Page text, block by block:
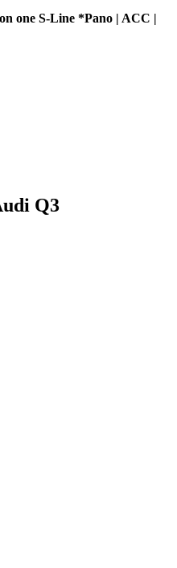
one S-Line *Pano | ACC |
Q3